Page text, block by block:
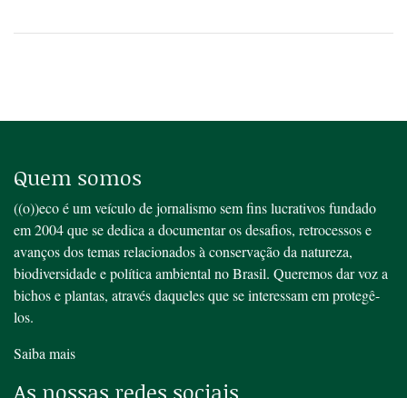
Quem somos
((o))eco é um veículo de jornalismo sem fins lucrativos fundado
em 2004 que se dedica a documentar os desafios, retrocessos e
avanços dos temas relacionados à conservação da natureza,
biodiversidade e política ambiental no Brasil. Queremos dar voz a
bichos e plantas, através daqueles que se interessam em protegê-
los.
Saiba mais
As nossas redes sociais